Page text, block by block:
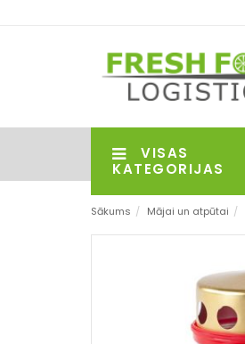
VISAS
KATEGORIJAS
Sākums / Mājai un atpūtai /